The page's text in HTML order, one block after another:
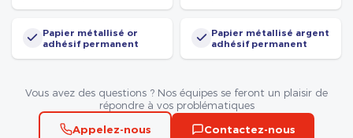
Papier métallisé or
adhésif permanent
Papier métallisé argent
adhésif permanent
Vous avez des questions ? Nos équipes se feront un plaisir de
répondre à vos problématiques
Appelez-nous
Contactez-nous